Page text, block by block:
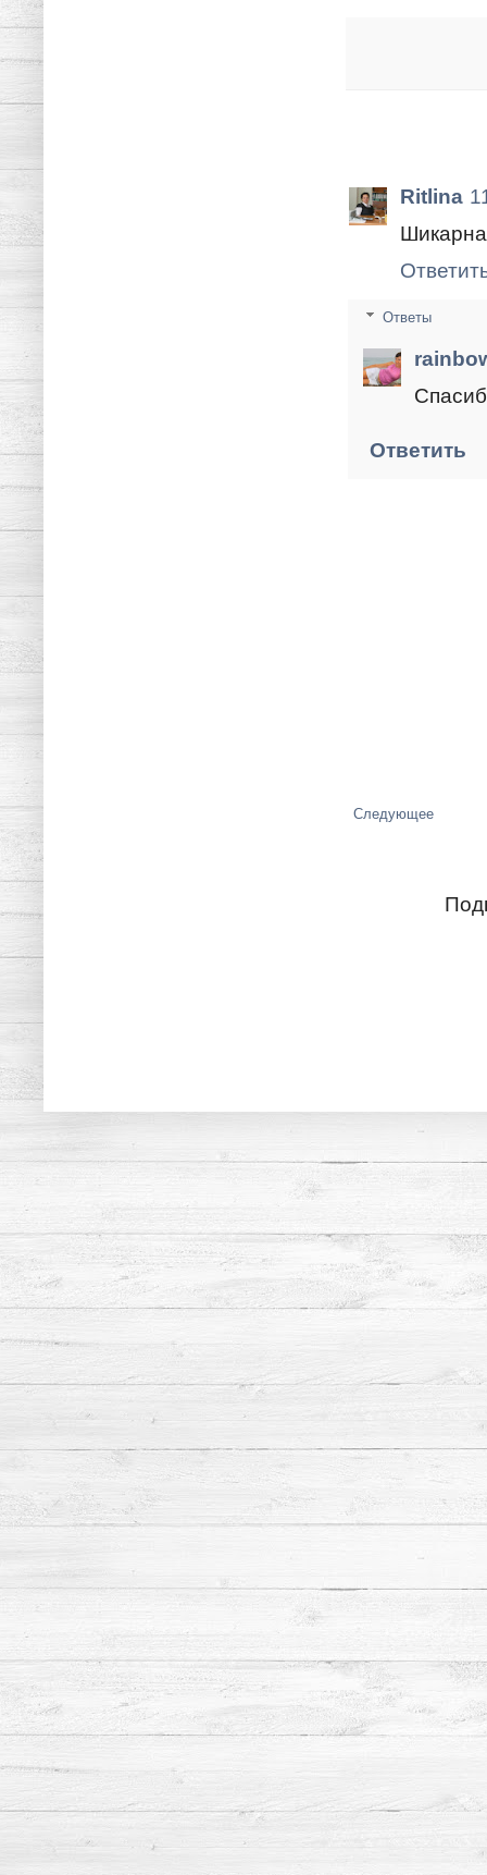
Ritlina
Ответы
Ответить
Следующее